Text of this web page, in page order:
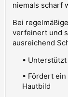
niemals scharf
Bei
verfeinert und
ausreichend
•
• Fördert
Hautbild